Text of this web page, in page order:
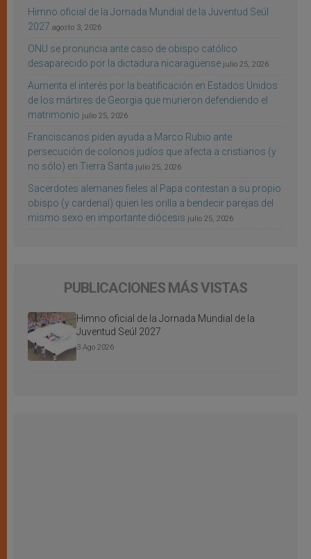
Himno oficial de la Jornada Mundial de la Juventud Seúl
2027 agosto 3, 2026
ONU se pronuncia ante caso de obispo católico
desaparecido por la dictadura nicaragüense julio 25, 2026
Aumenta el interés por la beatificación en Estados Unidos
de los mártires de Georgia que murieron defendiendo el
matrimonio julio 25, 2026
Franciscanos piden ayuda a Marco Rubio ante
persecución de colonos judíos que afecta a cristianos (y
no sólo) en Tierra Santa julio 25, 2026
Sacerdotes alemanes fieles al Papa contestan a su propio
obispo (y cardenal) quien les orilla a bendecir parejas del
mismo sexo en importante diócesis julio 25, 2026
PUBLICACIONES MÁS VISTAS
Himno oficial de la Jornada Mundial de la
Juventud Seúl 2027
3 Ago 2026